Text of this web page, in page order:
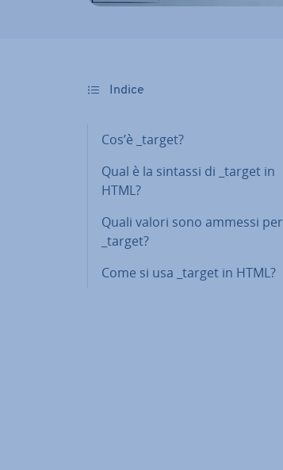
Indice
Cos’è _target?
Qual è la sintassi di _target in
HTML?
Quali valori sono ammessi per
_target?
Come si usa _target in HTML?